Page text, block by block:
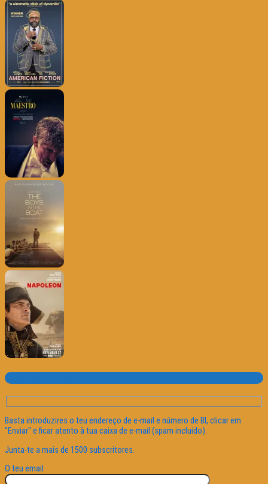
Subscrever o site
Basta introduzires o teu endereço de e-mail e número de BI, clicar em
"Enviar" e ficar atento à tua caixa de e-mail (spam incluído).
Junta-te a mais de 1500 subscritores.
O teu email